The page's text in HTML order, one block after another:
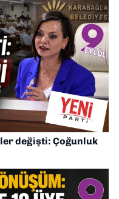
değişti: Çoğunluk